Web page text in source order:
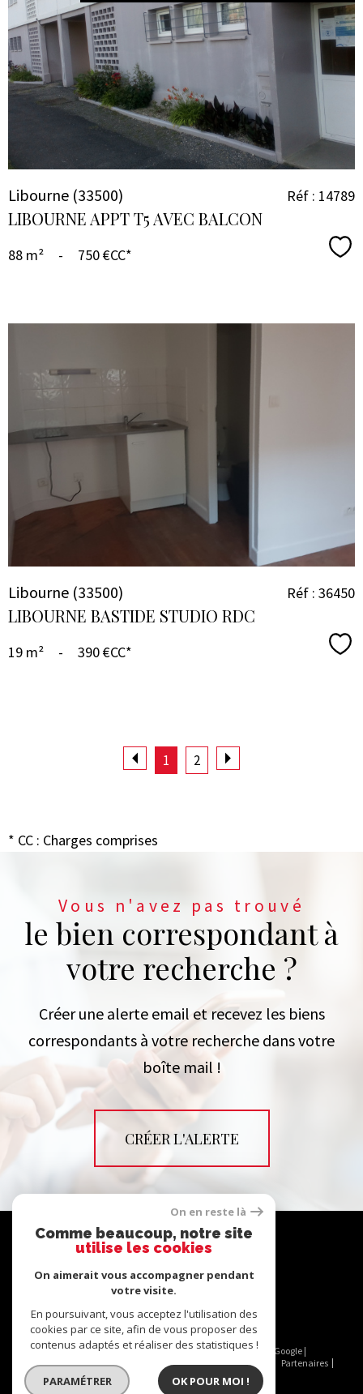
VOIR LE
BIEN
Libourne (33500)
LIBOURNE APPT T5 AVEC BALCON
Réf : 14789
88 m² - 750 €CC*
VOIR LE
BIEN
Libourne (33500)
LIBOURNE BASTIDE STUDIO RDC
Réf : 36450
19 m² - 390 €CC*
1 2
* CC : Charges comprises
Vous n'avez pas trouvé
le bien correspondant à
votre recherche ?
Créer une alerte email et recevez les biens
correspondants à votre recherche dans votre
boîte mail !
CRÉER L'ALERTE
Se
connecter
espace propriétaire
© 2026 | Tous droits réservés | Traduction powered by Google |
Nos honoraires
Plan du site Mentions légales Admin
Partenaires
Politique RGPD
On en reste là
Comme beaucoup, notre site
utilise les cookies
On aimerait vous accompagner pendant
votre visite.
En poursuivant, vous acceptez l'utilisation des
cookies par ce site, afin de vous proposer des
contenus adaptés et réaliser des statistiques !
PARAMÉTRER OK POUR MOI !